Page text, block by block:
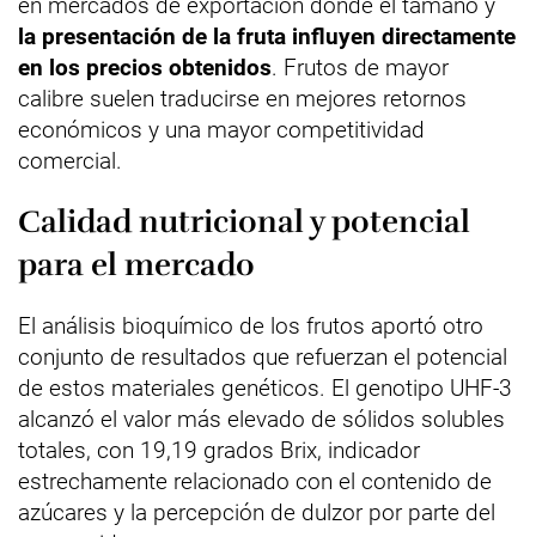
la presentación de la fruta influyen directamente
en los precios obtenidos. Frutos de mayor
calibre suelen traducirse en mejores retornos
económicos y una mayor competitividad
comercial.
Calidad nutricional y potencial
para el mercado
El análisis bioquímico de los frutos aportó otro
conjunto de resultados que refuerzan el potencial
de estos materiales genéticos. El genotipo UHF-3
alcanzó el valor más elevado de sólidos solubles
totales, con 19,19 grados Brix, indicador
estrechamente relacionado con el contenido de
azúcares y la percepción de dulzor por parte del